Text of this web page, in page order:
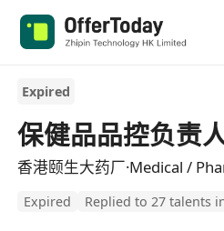
Expired
保健品品控负责
香港颐生大药厂·Medical /
Expired Replied to 27 talents